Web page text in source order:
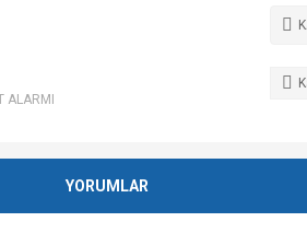
ALARMI
YORUMLAR